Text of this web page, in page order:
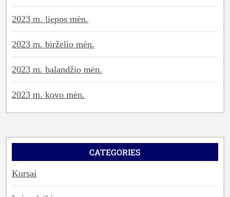
2023 m. liepos mėn.
2023 m. birželio mėn.
2023 m. balandžio mėn.
2023 m. kovo mėn.
CATEGORIES
Kursai